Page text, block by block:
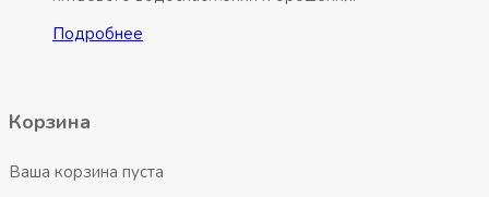
Подробнее
Корзина
Ваша корзина пуста